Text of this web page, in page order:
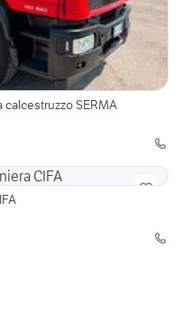
calcestruzzo SERMA